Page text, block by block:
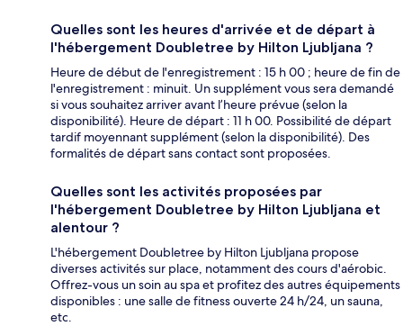
Quelles sont les heures d'arrivée et de départ à
l'hébergement Doubletree by Hilton Ljubljana ?
Heure de début de l'enregistrement : 15 h 00 ; heure de fin de
l'enregistrement : minuit. Un supplément vous sera demandé
si vous souhaitez arriver avant l’heure prévue (selon la
disponibilité). Heure de départ : 11 h 00. Possibilité de départ
tardif moyennant supplément (selon la disponibilité). Des
formalités de départ sans contact sont proposées.
Quelles sont les activités proposées par
l'hébergement Doubletree by Hilton Ljubljana et
alentour ?
L'hébergement Doubletree by Hilton Ljubljana propose
diverses activités sur place, notamment des cours d'aérobic.
Offrez-vous un soin au spa et profitez des autres équipements
disponibles : une salle de fitness ouverte 24 h/24, un sauna,
etc.